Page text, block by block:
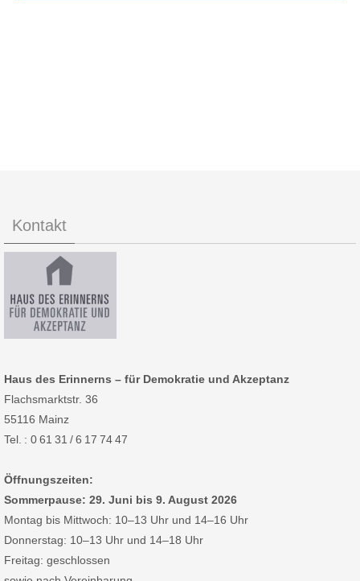
Kontakt
Haus des Erinnerns – für Demokratie und Akzeptanz
Flachsmarktstr. 36
55116 Mainz
Tel. : 0 61 31 / 6 17 74 47
Öffnungszeiten:
Sommerpause: 29. Juni bis 9. August 2026
Montag bis Mittwoch: 10–13 Uhr und 14–16 Uhr
Donnerstag: 10–13 Uhr und 14–18 Uhr
Freitag: geschlossen